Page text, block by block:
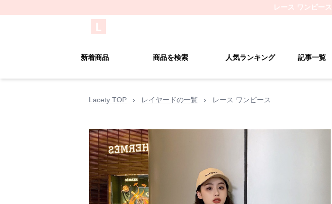
レース ワンピース
新着商品 商品を検索 人気ランキング 記事一覧
Lacety TOP › レイヤードの一覧 › レース ワンピース